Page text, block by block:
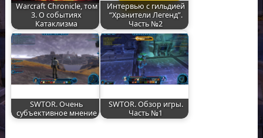
Warcraft Chronicle, том
3. О событиях
Катаклизма
Интервью с гильдией
“Хранители Легенд”.
Часть №2
SWTOR. Очень
субъективное мнение
SWTOR. Обзор игры.
Часть №1